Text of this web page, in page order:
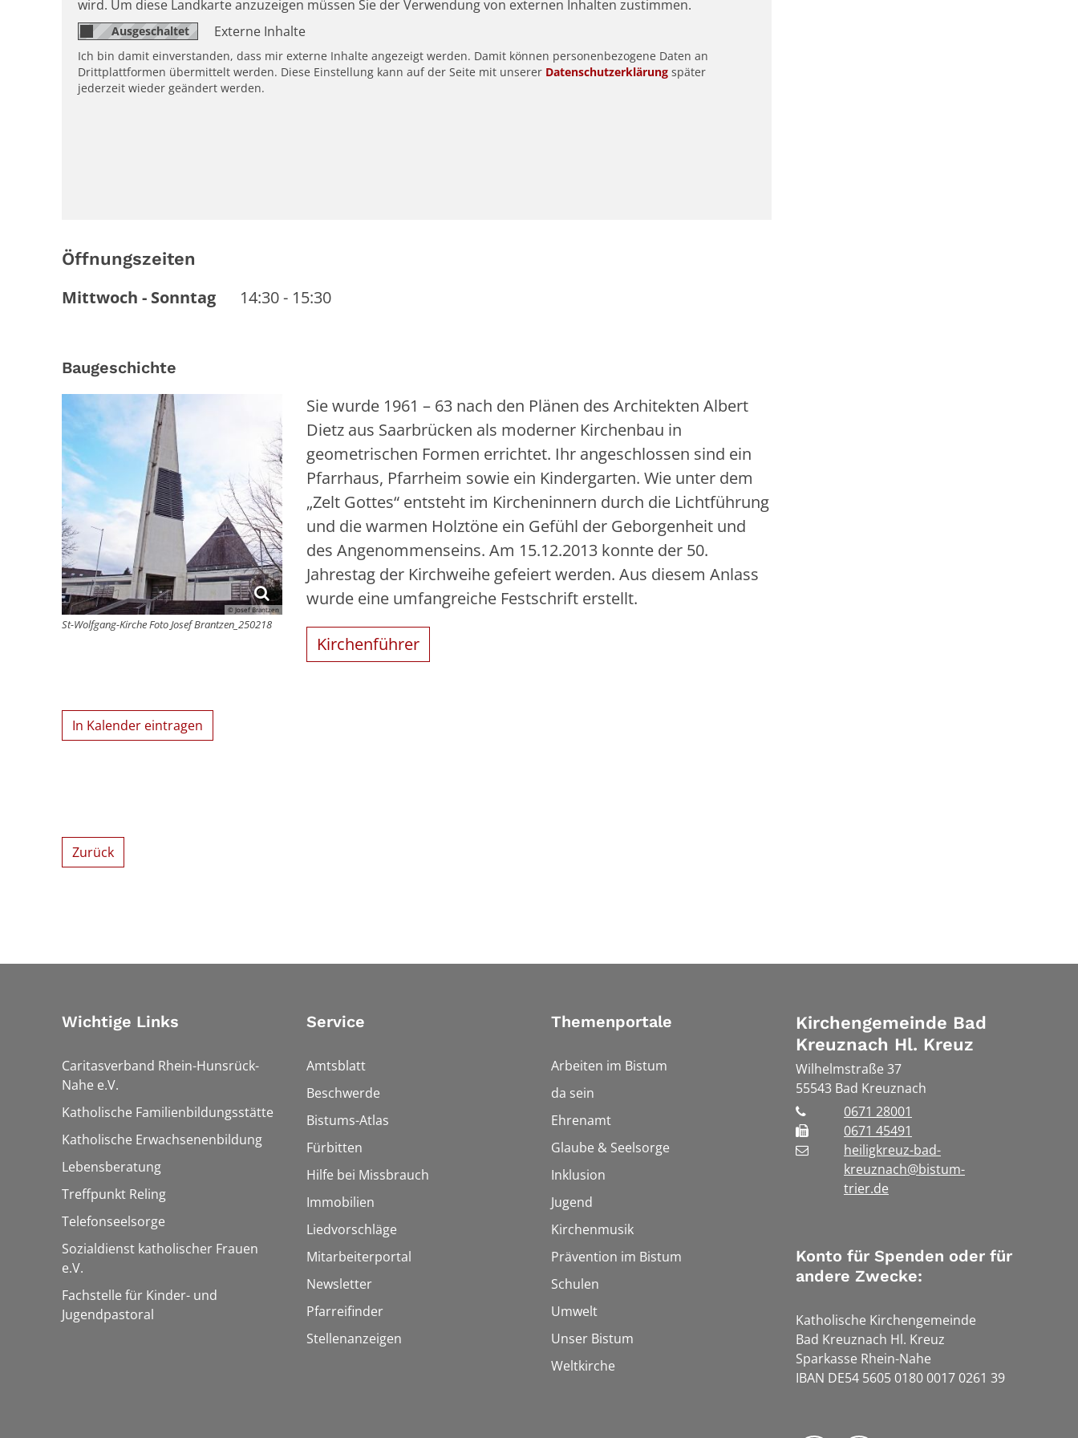
wird. Um diese Landkarte anzuzeigen müssen Sie der Verwendung von externen Inhalten zustimmen.
Externe Inhalte
Ich bin damit einverstanden, dass mir externe Inhalte angezeigt werden. Damit können personenbezogene Daten an
Drittplattformen übermittelt werden. Diese Einstellung kann auf der Seite mit unserer Datenschutzerklärung später
jederzeit wieder geändert werden.
Öffnungszeiten
Mittwoch - Sonntag 14:30- 15:30
Baugeschichte
© Josef Brantzen
St-Wolfgang-Kirche Foto Josef Brantzen_250218
Sie wurde 1961 – 63 nach den Plänen des Architekten Albert
Dietz aus Saarbrücken als moderner Kirchenbau in
geometrischen Formen errichtet. Ihr angeschlossen sind ein
Pfarrhaus, Pfarrheim sowie ein Kindergarten. Wie unter dem
„Zelt Gottes“ entsteht im Kircheninnern durch die Lichtführung
und die warmen Holztöne ein Gefühl der Geborgenheit und
des Angenommenseins. Am 15.12.2013 konnte der 50.
Jahrestag der Kirchweihe gefeiert werden. Aus diesem Anlass
wurde eine umfangreiche Festschrift erstellt.
Kirchenführer
In Kalender eintragen
Zurück
Wichtige Links
Caritasverband Rhein-Hunsrück-
Nahe e.V.
Katholische Familienbildungsstätte
Katholische Erwachsenenbildung
Lebensberatung
Treffpunkt Reling
Telefonseelsorge
Sozialdienst katholischer Frauen
e.V.
Fachstelle für Kinder- und
Jugendpastoral
Service
Amtsblatt
Beschwerde
Bistums-Atlas
Fürbitten
Hilfe bei Missbrauch
Immobilien
Liedvorschläge
Mitarbeiterportal
Newsletter
Pfarreifinder
Stellenanzeigen
Themenportale
Arbeiten im Bistum
da sein
Ehrenamt
Glaube & Seelsorge
Inklusion
Jugend
Kirchenmusik
Prävention im Bistum
Schulen
Umwelt
Unser Bistum
Weltkirche
Kirchengemeinde Bad
Kreuznach Hl. Kreuz
Wilhelmstraße 37
55543 Bad Kreuznach
0671 28001
0671 45491
heiligkreuz-bad-
kreuznach@bistum-
trier.de
Konto für Spenden oder für
andere Zwecke:
Katholische Kirchengemeinde
Bad Kreuznach Hl. Kreuz
Sparkasse Rhein-Nahe
IBAN DE54 5605 0180 0017 0261 39